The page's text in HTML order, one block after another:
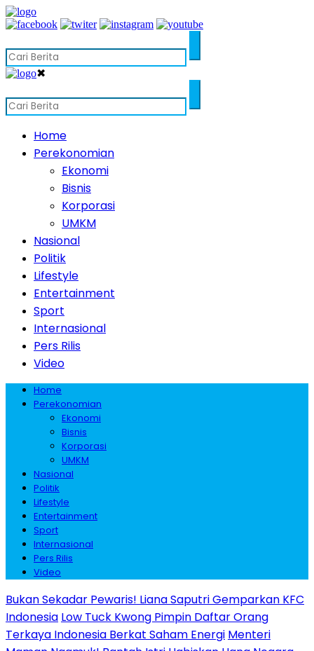
✖
Home
Perekonomian
Ekonomi
Bisnis
Korporasi
UMKM
Nasional
Politik
Lifestyle
Entertainment
Sport
Internasional
Pers Rilis
Video
Home
Perekonomian
Ekonomi
Bisnis
Korporasi
UMKM
Nasional
Politik
Lifestyle
Entertainment
Sport
Internasional
Pers Rilis
Video
Bukan Sekadar Pewaris! Liana Saputri Gemparkan KFC
Indonesia Low Tuck Kwong Pimpin Daftar Orang
Terkaya Indonesia Berkat Saham Energi Menteri